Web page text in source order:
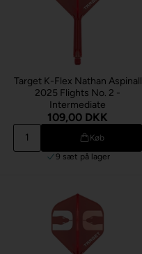
Target K-Flex Nathan Aspinall
2025 Flights No. 2 -
Intermediate
109,00 DKK
Køb
9 sæt på lager